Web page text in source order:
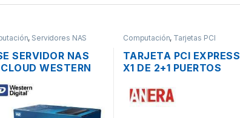
, Servidores NAS
SERVIDOR NAS
WESTERN
USB 3.0 Y PUERTO
RED GIGABIT
Computación, Tarjetas PCI
TARJETA PCI EXPRESS
X1 DE 2+1 PUERTOS
PUERTO 800